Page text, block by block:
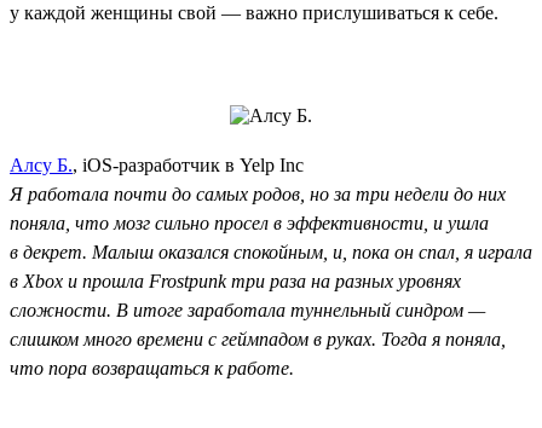
у каждой женщины свой — важно прислушиваться к себе.
Алсу Б., iOS-разработчик в Yelp Inc
Я работала почти до самых родов, но за три недели до них
поняла, что мозг сильно просел в эффективности, и ушла
в декрет. Малыш оказался спокойным, и, пока он спал, я играла
в Xbox и прошла Frostpunk три раза на разных уровнях
сложности. В итоге заработала туннельный синдром —
слишком много времени с геймпадом в руках. Тогда я поняла,
что пора возвращаться к работе.